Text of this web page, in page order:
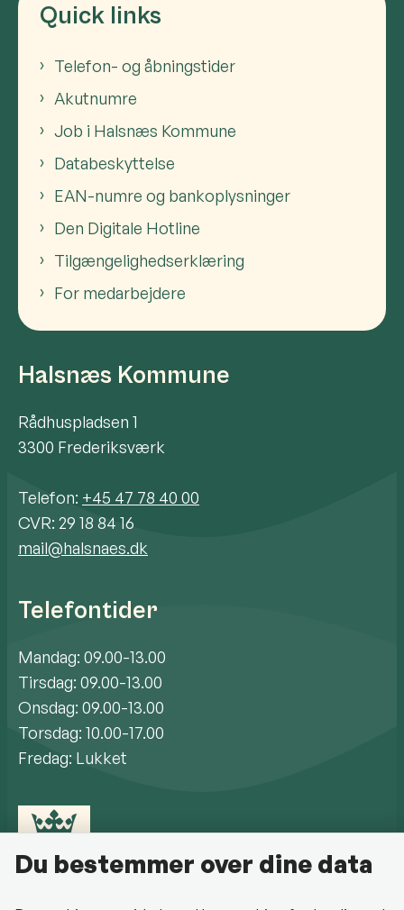
Quick links
Telefon- og åbningstider
Akutnumre
Job i Halsnæs Kommune
Databeskyttelse
EAN-numre og bankoplysninger
Den Digitale Hotline
Tilgængelighedserklæring
For medarbejdere
Halsnæs Kommune
Rådhuspladsen 1
3300 Frederiksværk
Telefon: +45 47 78 40 00
CVR: 29 18 84 16
mail@halsnaes.dk
Telefontider
Mandag: 09.00-13.00
Tirsdag: 09.00-13.00
Onsdag: 09.00-13.00
Torsdag: 10.00-17.00
Fredag: Lukket
Du bestemmer over dine data